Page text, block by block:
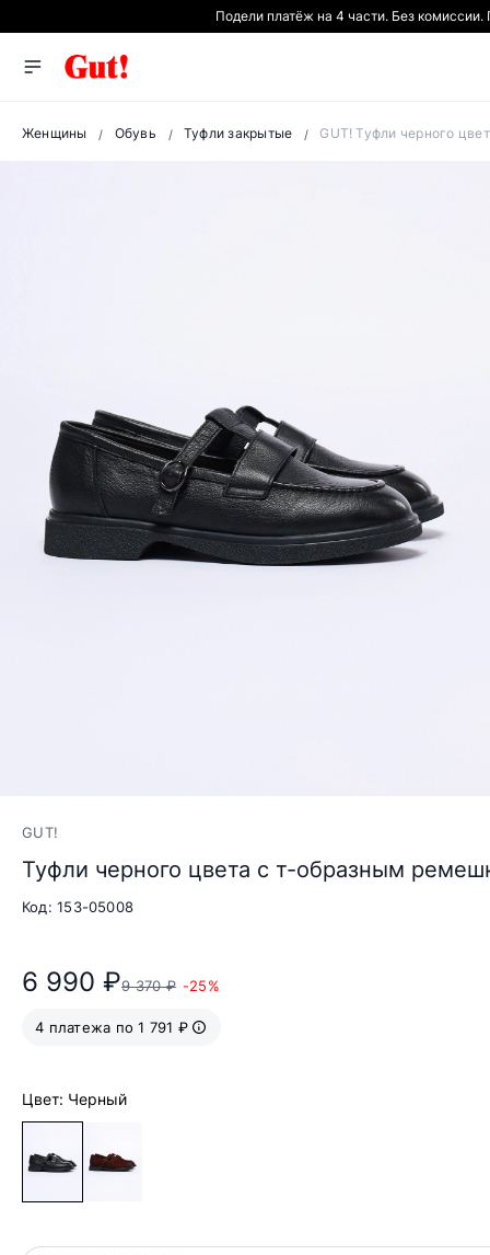
Подели платёж на 4 части. Без
Женщины Обувь Туфли закрытые GUT! Туфли черного
GUT!
Туфли черного цвета с т-образным
Код: 153-05008
6 990 ₽9 370 ₽ -25%
4 платежа по 1 791 ₽
Цвет: Черный